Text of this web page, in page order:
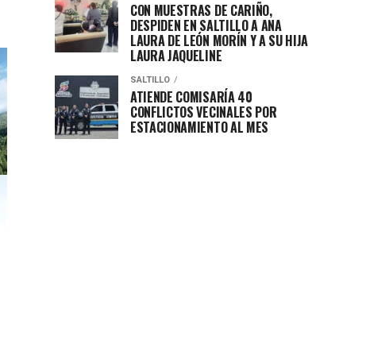
CON MUESTRAS DE CARIÑO,
DESPIDEN EN SALTILLO A ANA
LAURA DE LEÓN MORÍN Y A SU HIJA
LAURA JAQUELINE
SALTILLO
ATIENDE COMISARÍA 40
CONFLICTOS VECINALES POR
ESTACIONAMIENTO AL MES